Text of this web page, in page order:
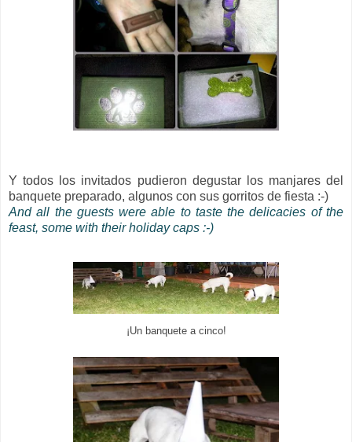
Y todos los invitados pudieron degustar los manjares del
banquete preparado, algunos con sus gorritos de fiesta :-)
And all the guests were able to taste the delicacies of the
feast, some with theirholidaycaps :-)
¡Un banquete a cinco!